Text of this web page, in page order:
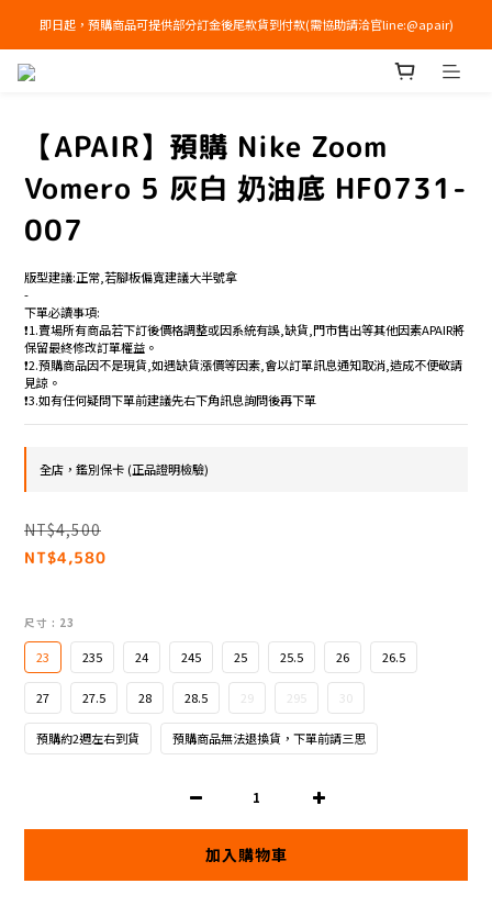
右下角加入LINE領免運+$100優惠券
即日起，預購商品可提供部分訂金後尾款貨到付款(需協助請洽官line:@apair)
【APAIR】預購 Nike Zoom
Vomero 5 灰白 奶油底 HF0731-
007
版型建議:正常,若腳板偏寬建議大半號拿
-
下單必讀事項:
❗️1.賣場所有商品若下訂後價格調整或因系統有誤,缺貨,門市售出等其他因素APAIR將
保留最終修改訂單權益。
❗️2.預購商品因不是現貨,如遇缺貨漲價等因素,會以訂單訊息通知取消,造成不便敬請
見諒。
❗️3.如有任何疑問下單前建議先右下角訊息詢問後再下單
全店，鑑別保卡 (正品證明檢驗)
NT$4,500
NT$4,580
尺寸 : 23
23 235 24 245 25 25.5 26 26.5
27 27.5 28 28.5 29 295 30
預購約2週左右到貨 預購商品無法退換貨，下單前請三思
加入購物車